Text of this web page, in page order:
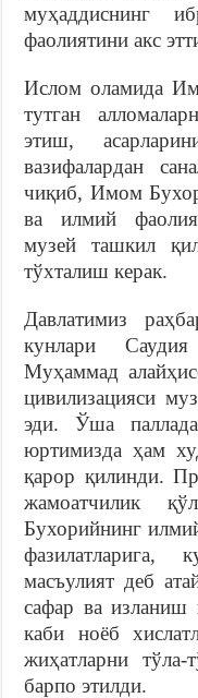
муҳаддиснинг
фаолиятини акс
Ислом оламида
тутган
этиш,
вазифалардан
чиқиб, Имом
ва илмий
музей ташкил
тўхталиш керак.
Давлатимиз
кунлари
Муҳаммад
цивилизацияси
эди. Ўша
юртимизда ҳам
қарор қилинди.
жамоатчилик
Бухорийнинг
масъулият деб
сафар ва изланиш
каби ноёб
жиҳатларни тўла-
барпо этилди.